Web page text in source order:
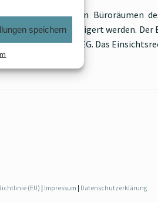
speichern
in den Büroräumen
oder gar verweigert werden. Der
des § 18 Abs. 4 WEG. Das
(EU) | Impressum | Datenschutzerklärung